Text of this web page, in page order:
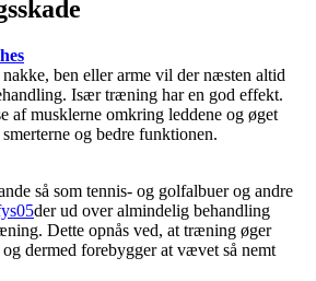
ben eller arme vil der næsten altid
Især træning har en god effekt.
af musklerne omkring leddene og øget
og bedre funktionen.
så som tennis- og golfalbuer og andre
der ud over almindelig behandling
Dette opnås ved, at træning øger
dermed forebygger at vævet så nemt